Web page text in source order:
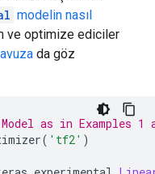
at 2022-01-
at 2022-01-
from /tmp/
from /tmp/
local_init_op.
modelin nasıl
ve optimize ediciler
da göz
as in Examples 1
( 'tf2' )